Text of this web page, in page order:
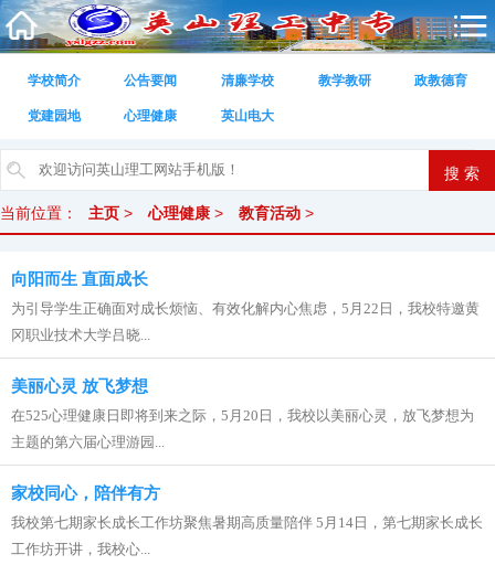
学校简介 公告要闻 清廉学校 教学教研 政教德育
党建园地 心理健康 英山电大
当前位置： 主页 > 心理健康 > 教育活动 >
向阳而生 直面成长
为引导学生正确面对成长烦恼、有效化解内心焦虑，5月22日，我校特邀黄
冈职业技术大学吕晓...
美丽心灵 放飞梦想
在525心理健康日即将到来之际，5月20日，我校以美丽心灵，放飞梦想为
主题的第六届心理游园...
家校同心，陪伴有方
我校第七期家长成长工作坊聚焦暑期高质量陪伴 5月14日，第七期家长成长
工作坊开讲，我校心...